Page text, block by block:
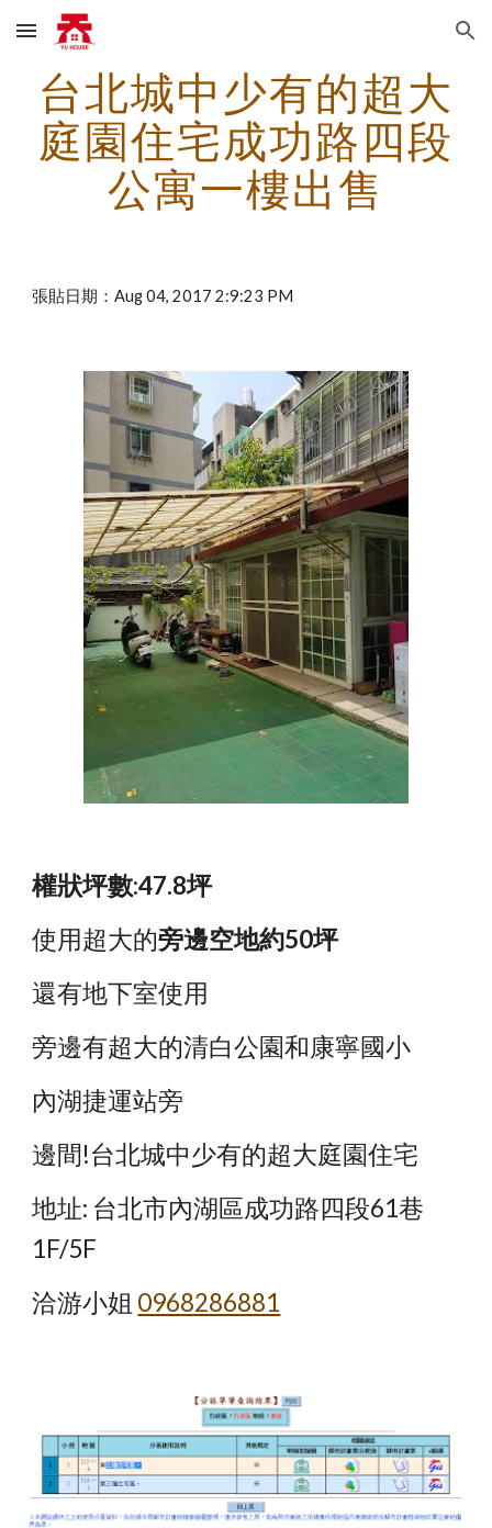
Skip to main content Skip to navigation
台北城中少有的超大
庭園住宅成功路四段
公寓一樓出售
張貼日期：Aug 04, 2017 2:9:23 PM
權狀坪數:47.8坪
使用超大的旁邊空地約50坪
還有地下室使用
旁邊有超大的清白公園和康寧國小
內湖捷運站旁
邊間!台北城中少有的超大庭園住宅
地址: 台北市內湖區成功路四段61巷
1F/5F
洽游小姐 0968286881